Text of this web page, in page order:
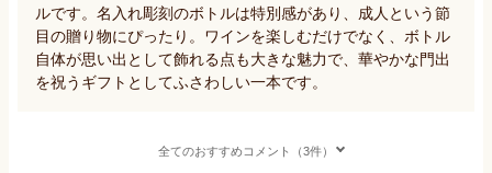
ルです。名入れ彫刻のボトルは特別感があり、成人という節
目の贈り物にぴったり。ワインを楽しむだけでなく、ボトル
自体が思い出として飾れる点も大きな魅力で、華やかな門出
を祝うギフトとしてふさわしい一本です。
全てのおすすめコメント（3件）